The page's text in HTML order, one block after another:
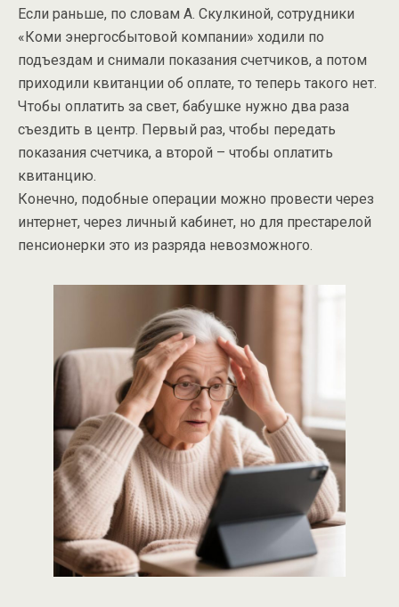
Если раньше, по словам А. Скулкиной, сотрудники
«Коми энергосбытовой компании» ходили по
подъездам и снимали показания счетчиков, а потом
приходили квитанции об оплате, то теперь такого нет.
Чтобы оплатить за свет, бабушке нужно два раза
съездить в центр. Первый раз, чтобы передать
показания счетчика, а второй – чтобы оплатить
квитанцию.
Конечно, подобные операции можно провести через
интернет, через личный кабинет, но для престарелой
пенсионерки это из разряда невозможного.